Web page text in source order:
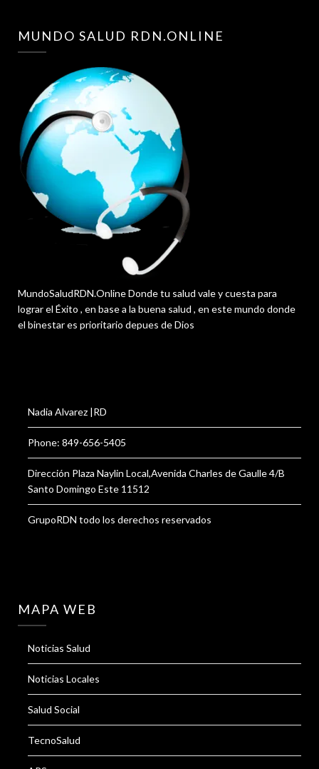
MUNDO SALUD RDN.ONLINE
MundoSaludRDN.Online Donde tu salud vale y cuesta para
lograr el Éxito , en base a la buena salud , en este mundo donde
el binestar es prioritario depues de Dios
Nadia Alvarez |RD
Phone: 849-656-5405
Dirección Plaza Naylin Local,Avenida Charles de Gaulle 4/B
Santo Domingo Este 11512
GrupoRDN todo los derechos reservados
MAPA WEB
Noticias Salud
Noticias Locales
Salud Social
TecnoSalud